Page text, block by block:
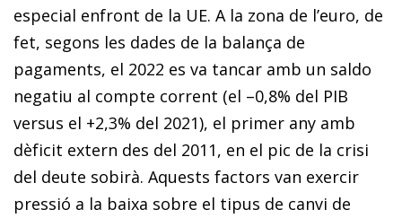
especial enfront de la UE. A la zona de l’euro, de
fet, segons les dades de la balança de
pagaments, el 2022 es va tancar amb un saldo
negatiu al compte corrent (el –0,8% del PIB
versus el +2,3% del 2021), el primer any amb
dèficit extern des del 2011, en el pic de la crisi
del deute sobirà. Aquests factors van exercir
pressió a la baixa sobre el tipus de canvi de